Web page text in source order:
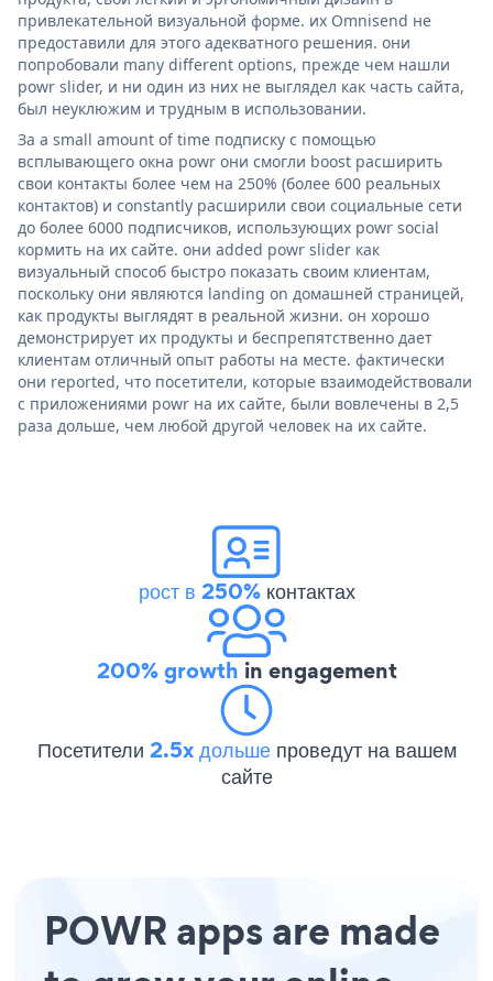
привлекательной визуальной форме. их Omnisend не
предоставили для этого адекватного решения. они
попробовали many different options, прежде чем нашли
powr slider, и ни один из них не выглядел как часть сайта,
был неуклюжим и трудным в использовании.
За a small amount of time подписку с помощью
всплывающего окна powr они смогли boost расширить
свои контакты более чем на 250% (более 600 реальных
контактов) и constantly расширили свои социальные сети
до более 6000 подписчиков, использующих powr social
кормить на их сайте. они added powr slider как
визуальный способ быстро показать своим клиентам,
поскольку они являются landing on домашней страницей,
как продукты выглядят в реальной жизни. он хорошо
демонстрирует их продукты и беспрепятственно дает
клиентам отличный опыт работы на месте. фактически
они reported, что посетители, которые взаимодействовали
с приложениями powr на их сайте, были вовлечены в 2,5
раза дольше, чем любой другой человек на их сайте.
рост в 250%контактах
200% growth in engagement
Посетители 2.5x дольше проведут на вашем
сайте
POWR apps are made